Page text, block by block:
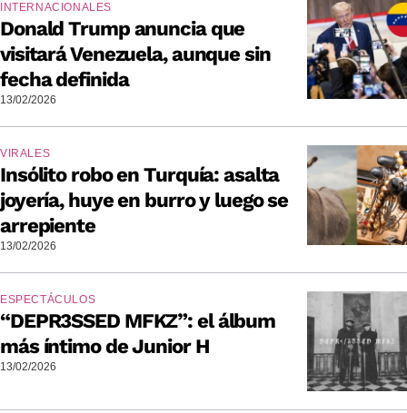
INTERNACIONALES
Donald Trump anuncia que
visitará Venezuela, aunque sin
fecha definida
13/02/2026
VIRALES
Insólito robo en Turquía: asalta
joyería, huye en burro y luego se
arrepiente
13/02/2026
ESPECTÁCULOS
“DEPR3SSED MFKZ”: el álbum
más íntimo de Junior H
13/02/2026